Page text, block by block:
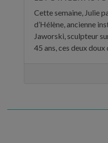
Cette semaine, Julie
d’Hélène, ancienne
Jaworski, sculpteur
45 ans, ces deux doux